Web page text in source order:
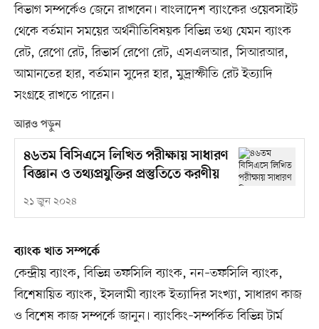
বিভাগ সম্পর্কেও জেনে রাখবেন। বাংলাদেশ ব্যাংকের ওয়েবসাইট
থেকে বর্তমান সময়ের অর্থনীতিবিষয়ক বিভিন্ন তথ্য যেমন ব্যাংক
রেট, রেপো রেট, রিভার্স রেপো রেট, এসএলআর, সিআরআর,
আমানতের হার, বর্তমান সুদের হার, মুদ্রাস্ফীতি রেট ইত্যাদি
সংগ্রহে রাখতে পারেন।
আরও পড়ুন
৪৬তম বিসিএসে লিখিত পরীক্ষায় সাধারণ
বিজ্ঞান ও তথ্যপ্রযুক্তির প্রস্তুতিতে করণীয়
২১ জুন ২০২৪
ব্যাংক খাত সম্পর্কে
কেন্দ্রীয় ব্যাংক, বিভিন্ন তফসিলি ব্যাংক, নন–তফসিলি ব্যাংক,
বিশেষায়িত ব্যাংক, ইসলামী ব্যাংক ইত্যাদির সংখ্যা, সাধারণ কাজ
ও বিশেষ কাজ সম্পর্কে জানুন। ব্যাংকিং–সম্পর্কিত বিভিন্ন টার্ম